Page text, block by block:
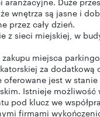
wnętrza są jasne i
przez cały dzień.
z sieci miejskiej, w
miejsca
za dodatkową
oferowane jest w stanie
Istnieje możliwość
pod klucz we
firmami